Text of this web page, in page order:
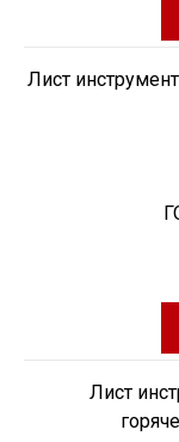
Лист
Лист